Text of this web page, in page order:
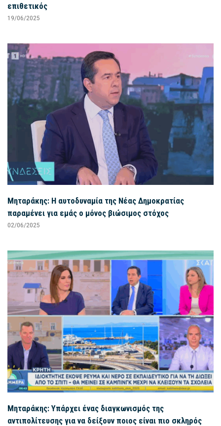
επιθετικός
19/06/2025
Μηταράκης: Η αυτοδυναμία της Νέας Δημοκρατίας
παραμένει για εμάς ο μόνος βιώσιμος στόχος
02/06/2025
Μηταράκης: Υπάρχει ένας διαγκωνισμός της
αντιπολίτευσης για να δείξουν ποιος είναι πιο σκληρός